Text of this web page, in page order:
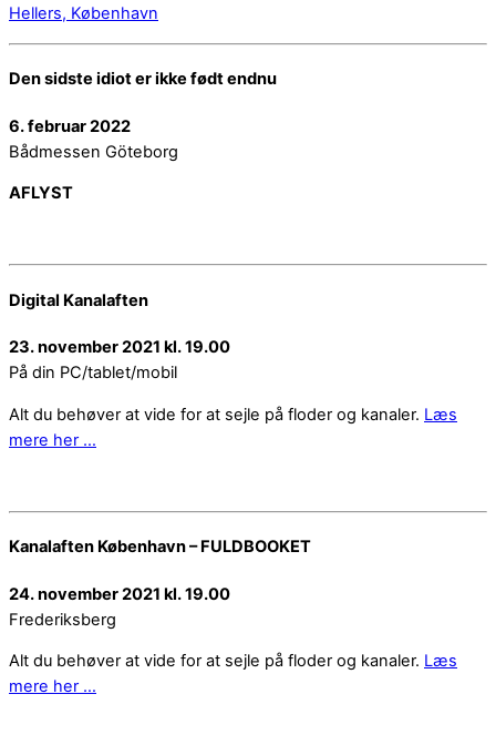
Hellers, København
Den sidste idiot er ikke født endnu
6. februar 2022
Bådmessen Göteborg
AFLYST
Digital Kanalaften
23. november 2021 kl. 19.00
På din PC/tablet/mobil
Alt du behøver at vide for at sejle på floder og kanaler. Læs
mere her …
Kanalaften København – FULDBOOKET
24. november 2021 kl. 19.00
Frederiksberg
Alt du behøver at vide for at sejle på floder og kanaler. Læs
mere her …